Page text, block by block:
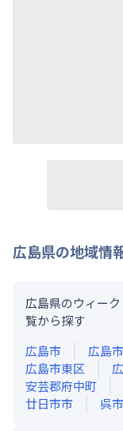
広島県の地域情
広島県のウィー
覧から探す
広島市
広島
広島市東区
安芸郡府中町
廿日市市
呉市